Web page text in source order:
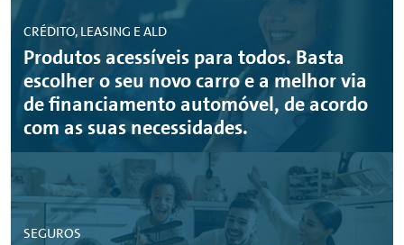
CRÉDITO, LEASING E ALD
Produtos acessíveis para todos. Basta
escolher o seu novo carro e a melhor via
de financiamento automóvel, de acordo
com as suas necessidades.
SEGUROS